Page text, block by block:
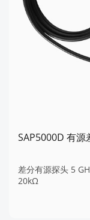
SAP5000D 有源
差分有源探头 5
20kΩ